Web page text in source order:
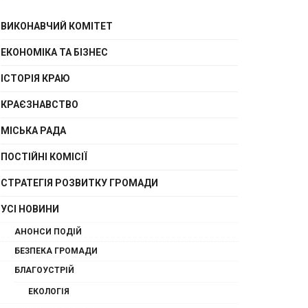
ВИКОНАВЧИЙ КОМІТЕТ
ЕКОНОМІКА ТА БІЗНЕС
ІСТОРІЯ КРАЮ
КРАЄЗНАВСТВО
МІСЬКА РАДА
ПОСТІЙНІ КОМІСІЇ
СТРАТЕГІЯ РОЗВИТКУ ГРОМАДИ
УСІ НОВИНИ
АНОНСИ ПОДІЙ
БЕЗПЕКА ГРОМАДИ
БЛАГОУСТРІЙ
ЕКОЛОГІЯ